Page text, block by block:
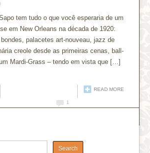
tem tudo o que você esperaria de um
em New Orleans na década de 1920:
palacetes art-nouveau, jazz de
creole desde as primeiras cenas, ball-
Mardi-Grass – tendo em vista que […]
READ MORE
1